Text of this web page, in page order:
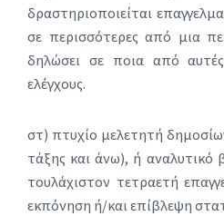
δραστηριοποιείται
σε περισσότερες από μια
δηλώσει σε ποια από αυτές
ελέγχους.
στ) πτυχίο μελετητή
τάξης και άνω), ή αναλυτικό
τουλάχιστον τετραετή
εκπόνηση ή/και επίβλεψη